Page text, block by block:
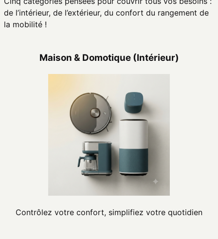
de l’intérieur, de l’extérieur, du confort du rangement de
la mobilité !
Maison & Domotique (Intérieur)
Contrôlez votre confort, simplifiez votre quotidien